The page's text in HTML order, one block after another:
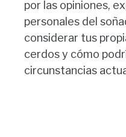
por las opiniones,
personales del
considerar tus
cerdos y cómo
circunstancias